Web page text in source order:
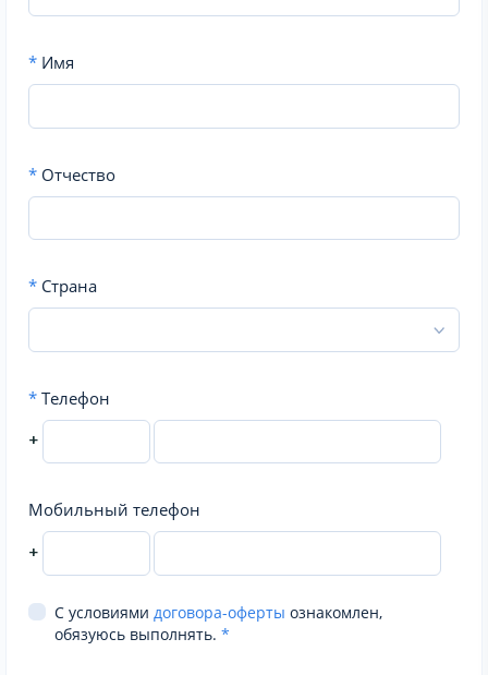
* Имя
* Отчество
* Страна
* Телефон
+
Мобильный телефон
+
С условиями договора-оферты ознакомлен,
обязуюсь выполнять. *